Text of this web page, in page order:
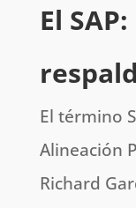
El
El término
Alineación
Richard